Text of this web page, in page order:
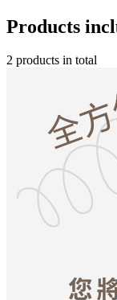
Products
2 products in total